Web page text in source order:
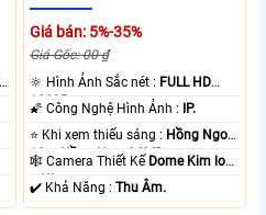
Giá bán: 5%-35%
Giá Gốc: 00 ₫
🔆 Hình Ảnh Sắc nét : FULL HD
1080P .
🌠 Công Nghệ Hình Ảnh :
IP.
⭐ Khi xem thiếu sáng : Hồng Ngoại
10m Hồng Ngoại SMD.
🕸️ Camera Thiết Kế Dome Kim loại
+ Nhựa.
️✔️ Khả Năng :Thu Âm.